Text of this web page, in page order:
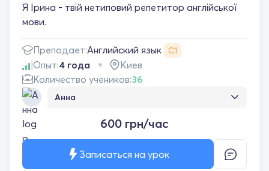
Я Ірина - твій нетиповий репетитор англійської
мови.
Преподает:Английский язык С1
Опыт:4 года
Киев
Количество учеников:36
Анна
який запав мені в серденько. Заняття з нею
дивимося різноманітні відео, подкасти,
інтерв'ю, багато читаємо, та розвиваєм
600 грн/час
Записаться на урок